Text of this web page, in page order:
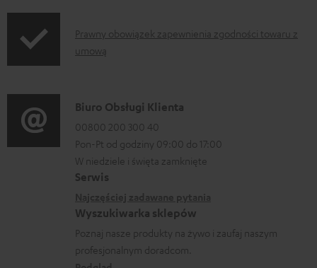
e
n
d
o
p
o
r
a
I
n
o
r
m
a
c
j
e
d
Prawny obowiązek zapewnienia zgodności towaru z
umową
D
a
n
e
o
n
t
Biuro Obsługi Klienta
00800 200 300 40
Pon-Pt od godziny 09:00 do 17:00
W niedziele i święta zamknięte
Serwis
Wyszukiwarka sklepów
Poznaj nasze produkty na żywo i zaufaj naszym
profesjonalnym doradcom.